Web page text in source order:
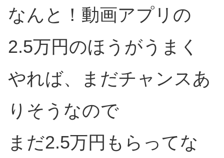
なんと！動画アプリの
2.5万円のほうがうまく
やれば、まだチャンスあ
りそうなので
まだ2.5万円もらってな